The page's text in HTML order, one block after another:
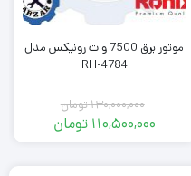
موتور برق 7500 وات رونیکس مدل
RH-4784
130,000,000تومان
110,500,000 تومان